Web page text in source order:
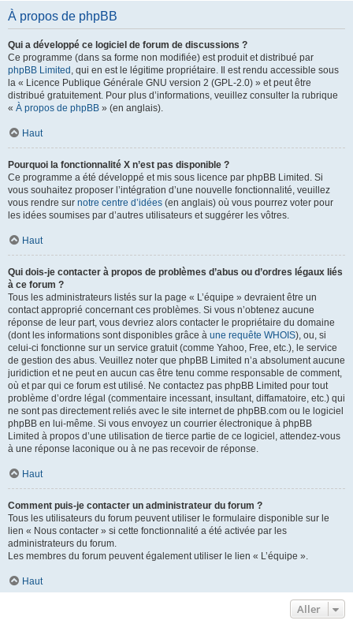
À propos de phpBB
Qui a développé ce logiciel de forum de discussions ?
Ce programme (dans sa forme non modifiée) est produit et distribué par
phpBB Limited , qui en est le légitime propriétaire. Il est rendu accessible sous
la « Licence Publique Générale GNU version 2 (GPL-2.0) » et peut être
distribué gratuitement. Pour plus d’informations, veuillez consulter la rubrique
« À propos de phpBB » (en anglais).
Haut
Pourquoi la fonctionnalité X n’est pas disponible ?
Ce programme a été développé et mis sous licence par phpBB Limited. Si
vous souhaitez proposer l’intégration d’une nouvelle fonctionnalité, veuillez
vous rendre sur notre centre d’idées (en anglais) où vous pourrez voter pour
les idées soumises par d’autres utilisateurs et suggérer les vôtres.
Haut
Qui dois-je contacter à propos de problèmes d’abus ou d’ordres légaux liés
à ce forum ?
Tous les administrateurs listés sur la page « L’équipe » devraient être un
contact approprié concernant ces problèmes. Si vous n’obtenez aucune
réponse de leur part, vous devriez alors contacter le propriétaire du domaine
(dont les informations sont disponibles grâce à une requête WHOIS), ou, si
celui-ci fonctionne sur un service gratuit (comme Yahoo, Free, etc.), le service
de gestion des abus. Veuillez noter que phpBB Limited n’a absolument aucune
juridiction et ne peut en aucun cas être tenu comme responsable de comment,
où et par qui ce forum est utilisé. Ne contactez pas phpBB Limited pour tout
problème d’ordre légal (commentaire incessant, insultant, diffamatoire, etc.) qui
ne sont pas directement reliés avec le site internet de phpBB.com ou le logiciel
phpBB en lui-même. Si vous envoyez un courrier électronique à phpBB
Limited à propos d’une utilisation de tierce partie de ce logiciel, attendez-vous
à une réponse laconique ou à ne pas recevoir de réponse.
Haut
Comment puis-je contacter un administrateur du forum ?
Tous les utilisateurs du forum peuvent utiliser le formulaire disponible sur le
lien « Nous contacter » si cette fonctionnalité a été activée par les
administrateurs du forum.
Les membres du forum peuvent également utiliser le lien « L’équipe ».
Haut
Aller